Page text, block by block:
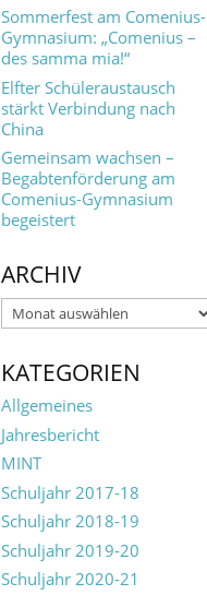
Sommerfest am Comenius-
Gymnasium: „Comenius –
des samma mia!“
Elfter Schüleraustausch
stärkt Verbindung nach
China
Gemeinsam wachsen –
Begabtenförderung am
Comenius-Gymnasium
begeistert
ARCHIV
Archiv
KATEGORIEN
Allgemeines
Jahresbericht
MINT
Schuljahr 2017-18
Schuljahr 2018-19
Schuljahr 2019-20
Schuljahr 2020-21